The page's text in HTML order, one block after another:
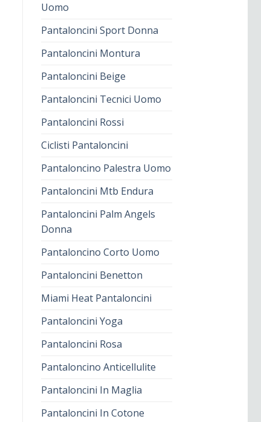
Uomo
Pantaloncini Sport Donna
Pantaloncini Montura
Pantaloncini Beige
Pantaloncini Tecnici Uomo
Pantaloncini Rossi
Ciclisti Pantaloncini
Pantaloncino Palestra Uomo
Pantaloncini Mtb Endura
Pantaloncini Palm Angels
Donna
Pantaloncino Corto Uomo
Pantaloncini Benetton
Miami Heat Pantaloncini
Pantaloncini Yoga
Pantaloncini Rosa
Pantaloncino Anticellulite
Pantaloncini In Maglia
Pantaloncini In Cotone